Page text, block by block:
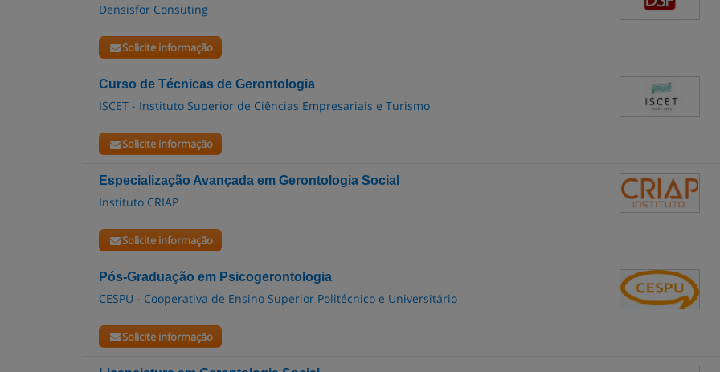
Densisfor Consuting
Solicite informação
Curso de Técnicas de Gerontologia
ISCET - Instituto Superior de Ciências Empresariais e Turismo
Solicite informação
Especialização Avançada em Gerontologia Social
Instituto CRIAP
Solicite informação
Pós-Graduação em Psicogerontologia
CESPU - Cooperativa de Ensino Superior Politécnico e Universitário
Solicite informação